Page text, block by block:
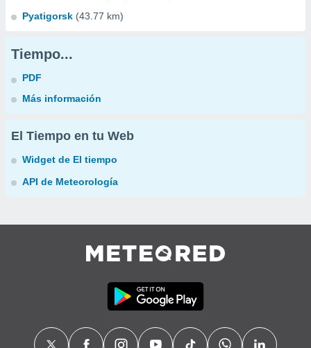
Pyatigorsk (43.77 km)
Tiempo...
PDF
Más información
El Tiempo en tu Web
Widget de El tiempo
API de Meteorología